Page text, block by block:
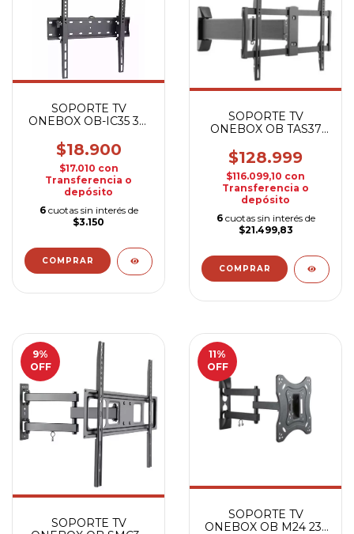
SOPORTE TV
ONEBOX OB-IC35 32"
$18.900
$17.010 con
Transferencia o
depósito
6 cuotas sin interés de
$3.150
SOPORTE TV
ONEBOX OB TAS37
$128.999
$116.099,10 con
Transferencia o
depósito
6 cuotas sin interés de
$21.499,83
9%
OFF
SOPORTE TV
11%
OFF
SOPORTE TV
ONEBOX OB M24 23''